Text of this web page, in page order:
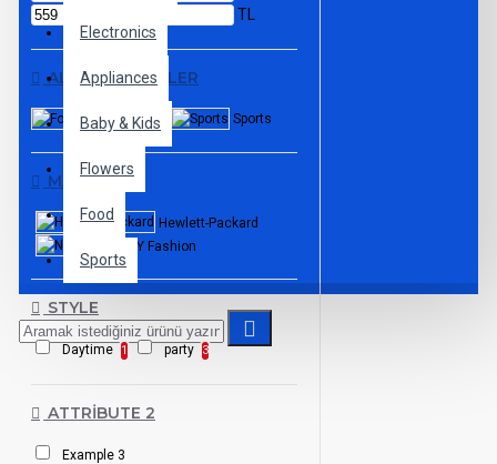
Electronics
Appliances
Baby & Kids
Flowers
Food
Sports
TL
ALT KATEGORILER
Footwear Sports
MARKALAR
Hewlett-Packard
NY Fashion
STYLE
Daytime 1 party 3
ATTRIBUTE 2
Example 3